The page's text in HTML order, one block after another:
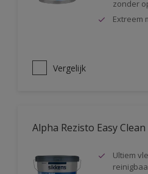
zonder
Extreem
Vergelijk
Alpha Rezisto Easy Clean
Ultiem